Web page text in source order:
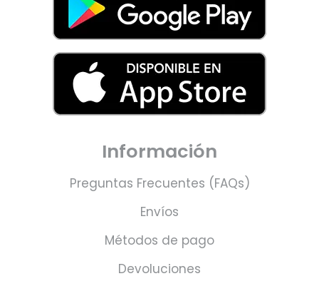
Información
Preguntas Frecuentes (FAQs)
Envíos
Métodos de pago
Devoluciones